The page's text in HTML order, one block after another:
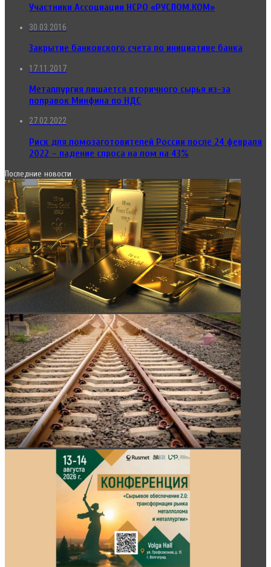
Участники Ассоциации НСРО «РУСЛОМ.КОМ»
30.03.2016
Закрытие банковского счета по инициативе банка
17.11.2017
Металлургия лишается вторичного сырья из-за
поправок Минфина по НДС
27.02.2022
Риск для ломозаготовителей России после 24 февраля
2022 – падение спроса на лом на 43%
Последние новости